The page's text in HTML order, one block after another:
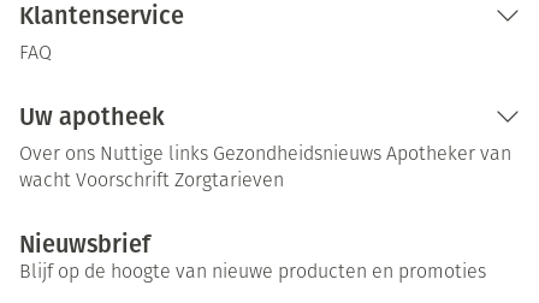
Klantenservice
FAQ
Uw apotheek
Over ons Nuttige links Gezondheidsnieuws Apotheker van
wacht Voorschrift Zorgtarieven
Nieuwsbrief
Blijf op de hoogte van nieuwe producten en promoties